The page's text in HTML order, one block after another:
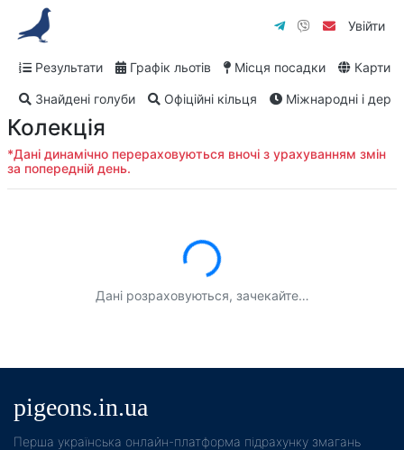
Увійти
Результати Графік льотів Місця посадки Карти
Знайдені голуби Офіційні кільця Міжнародні і
Колекція
*Дані динамічно перераховуються вночі з урахуванням змін
за попередній день.
Завантаження...
Дані розраховуються, зачекайте…
pigeons.in.ua
Пeрша українська онлайн-платформа підрахунку змагань